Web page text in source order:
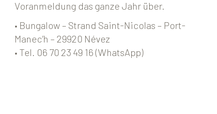
Voranmeldung das ganze Jahr über.
• Bungalow – Strand Saint-Nicolas – Port-
Manec’h – 29920 Névez
• Tel. 06 70 23 49 16 (WhatsApp)